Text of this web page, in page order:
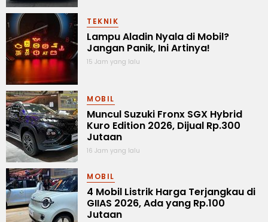
TEKNIK
Lampu Aladin Nyala di Mobil?
Jangan Panik, Ini Artinya!
15 Jam yang lalu
MOBIL
Muncul Suzuki Fronx SGX Hybrid
Kuro Edition 2026, Dijual Rp.300
Jutaan
16 Jam yang lalu
MOBIL
4 Mobil Listrik Harga Terjangkau di
GIIAS 2026, Ada yang Rp.100
Jutaan